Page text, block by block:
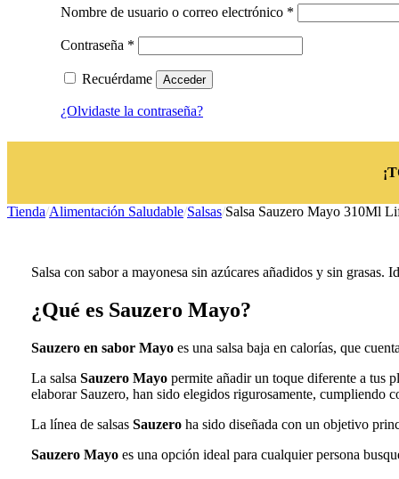
Nombre de usuario o correo electrónico *
Contraseña *
Recuérdame Acceder
¿Olvidaste la contraseña?
Tienda/Alimentación Saludable/Salsas/Salsa Sauzero Mayo 310Ml
Salsa con sabor a mayonesa sin azúcares añadidos y sin
¿Qué es Sauzero Mayo?
Sauzero en sabor Mayoes una salsa baja en calorías, que
La salsa Sauzero Mayopermite añadir un toque diferente a tus
elaborar Sauzero, han sido elegidos rigurosamente, cumpliendo
La línea de salsas Sauzeroha sido diseñada con un objetivo
Sauzero Mayoes una opción ideal para cualquier persona